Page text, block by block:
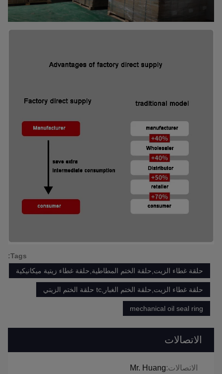
الاتصالات
الاتصالات:Mr. Huang
Tags:
حلقة غطاء الزيت,حلقة الختم المطاطية,حلقة غطاء زيتية ميكانيكية
حلقة غطاء الزيت,حلقة الختم الغبار,tc حلقة الختم الزيتي
mechanical oil seal ring